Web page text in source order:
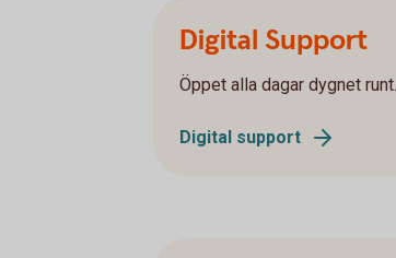
Digital Support
Öppet alla dagar dygnet runt.
Digital support